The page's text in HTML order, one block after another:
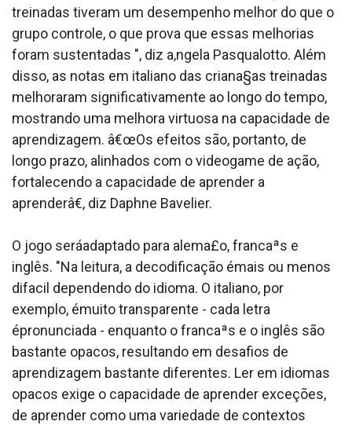
treinadas tiveram um desempenho melhor do que o
grupo controle, o que prova que essas melhorias
foram sustentadas ", diz a‚ngela Pasqualotto. Além
disso, as notas em italiano das criana§as treinadas
melhoraram significativamente ao longo do tempo,
mostrando uma melhora virtuosa na capacidade de
aprendizagem. â€œOs efeitos são, portanto, de
longo prazo, alinhados com o videogame de ação,
fortalecendo a capacidade de aprender a
aprenderâ€, diz Daphne Bavelier.
O jogo seráadaptado para alema£o, francaªs e
inglês. "Na leitura, a decodificação émais ou menos
difa­cil dependendo do idioma. O italiano, por
exemplo, émuito transparente - cada letra
épronunciada - enquanto o francaªs e o inglês são
bastante opacos, resultando em desafios de
aprendizagem bastante diferentes. Ler em idiomas
opacos exige o capacidade de aprender exceções,
de aprender como uma variedade de contextos